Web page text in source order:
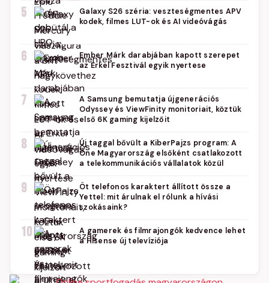
5
Galaxy S26 széria: veszteségmentes APV
kodek, filmes LUT-ok és AI videóvágás
6
Ember Márk darabjában kapott szerepet
az Erkel Fesztivál egyik nyertese
7
A Samsung bemutatja újgenerációs
Odyssey és ViewFinity monitoriait, köztük
első 6K gaming kijelzőit
8
Új taggal bővült a KiberPajzs program: A
One Magyarország elsőként csatlakozott
a telekommunikációs vállalatok közül
9
Öt telefonos karaktert állított össze a
Yettel: mit árulnak el rólunk a hívási
szokásaink?
10
A gamerek és filmrajongók kedvence lehet
a Hisense új televíziója